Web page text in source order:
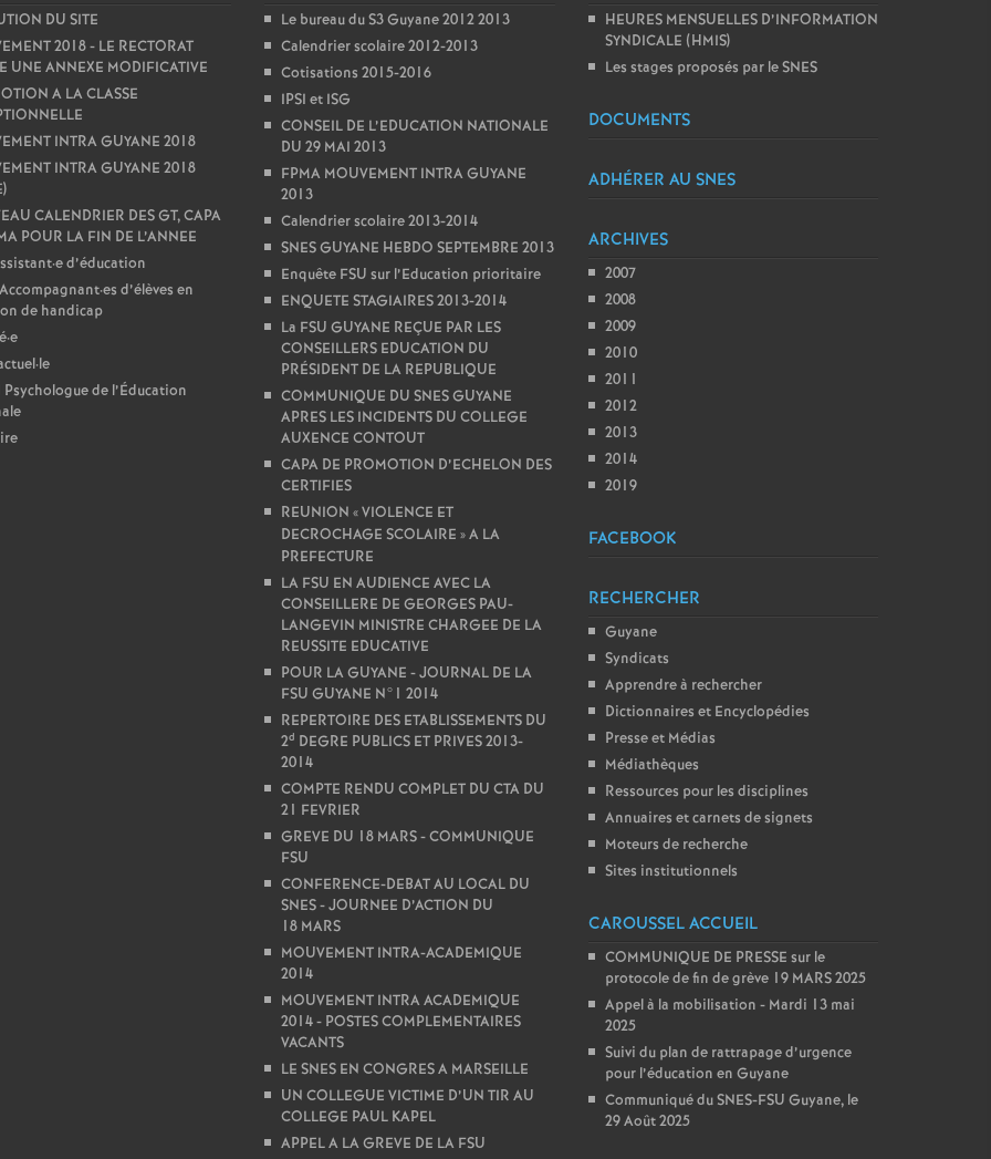
DU SITE
2018 - LE RECTORAT
UNE ANNEXE MODIFICATIVE
A LA CLASSE
INTRA GUYANE 2018
INTRA GUYANE 2018
CALENDRIER DES GT, CAPA
POUR LA FIN DE L’ANNEE
·e d’éducation
·es d’élèves en
de handicap
·e
·le
Psychologue de l’Éducation
Le bureau du S3 Guyane 2012 2013
Calendrier scolaire 2012-2013
Cotisations 2015-2016
IPSI et ISG
CONSEIL DE L’EDUCATION NATIONALE
DU 29 MAI 2013
FPMA MOUVEMENT INTRA GUYANE
2013
Calendrier scolaire 2013-2014
SNES GUYANE HEBDO SEPTEMBRE 2013
Enquête FSU sur l’Education prioritaire
ENQUETE STAGIAIRES 2013-2014
La FSU GUYANE REÇUE PAR LES
CONSEILLERS EDUCATION DU
PRÉSIDENT DE LA REPUBLIQUE
COMMUNIQUE DU SNES GUYANE
APRES LES INCIDENTS DU COLLEGE
AUXENCE CONTOUT
CAPA DE PROMOTION D’ECHELON DES
CERTIFIES
REUNION «VIOLENCE ET
DECROCHAGE SCOLAIRE » A LA
PREFECTURE
LA FSU EN AUDIENCE AVEC LA
CONSEILLERE DE GEORGES PAU-
LANGEVIN MINISTRE CHARGEE DE LA
REUSSITE EDUCATIVE
POUR LA GUYANE - JOURNAL DE LA
FSU GUYANE N°1 2014
REPERTOIRE DES ETABLISSEMENTS DU
2d DEGRE PUBLICS ET PRIVES 2013-
2014
COMPTE RENDU COMPLET DU CTA DU
21 FEVRIER
GREVE DU 18 MARS - COMMUNIQUE
FSU
CONFERENCE-DEBAT AU LOCAL DU
SNES - JOURNEE D’ACTION DU
18 MARS
MOUVEMENT INTRA-ACADEMIQUE
2014
MOUVEMENT INTRA ACADEMIQUE
2014 - POSTES COMPLEMENTAIRES
VACANTS
LE SNES EN CONGRES A MARSEILLE
UN COLLEGUE VICTIME D’UN TIR AU
COLLEGE PAUL KAPEL
APPEL A LA GREVE DE LA FSU
HEURES MENSUELLES D’INFORMATION
SYNDICALE (HMIS)
Les stages proposés par le SNES
DOCUMENTS
ADHÉRER AU SNES
ARCHIVES
2007
2008
2009
2010
2011
2012
2013
2014
2019
FACEBOOK
RECHERCHER
Guyane
Syndicats
Apprendre à rechercher
Dictionnaires et Encyclopédies
Presse et Médias
Médiathèques
Ressources pour les disciplines
Annuaires et carnets de signets
Moteurs de recherche
Sites institutionnels
CAROUSSEL ACCUEIL
COMMUNIQUE DE PRESSE sur le
protocole de fin de grève 19 MARS 2025
Appel à la mobilisation - Mardi 13 mai
2025
Suivi du plan de rattrapage d’urgence
pour l’éducation en Guyane
Communiqué du SNES-FSU Guyane, le
29 Août 2025